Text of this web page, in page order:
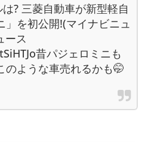
? 三菱自動車が新型軽自
」を初公開!(マイナビニュ
ース
昔パジェロミニも
のような車売れるかも🤭